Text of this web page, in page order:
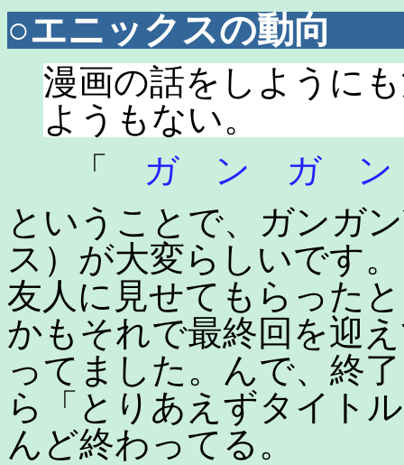
○エニックスの動向
漫画の話をしように
ようもない。
「
ガ ン ガ
ということで、ガンガ
ス）が大変らしいです。
友人に見せてもらった
かもそれで最終回を迎
ってました。んで、終
ら「とりあえずタイト
んど終わってる。